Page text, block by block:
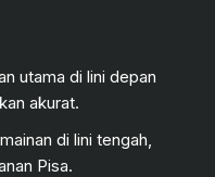
utama di lini depan
akurat.
di lini tengah,
Pisa.